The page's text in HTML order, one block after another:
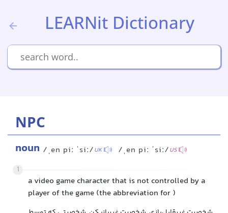
LEARNit Dictionary
NPC
noun /ˌen piː ˈsiː/UK /ˌen piː ˈsiː/US
1
a video game character that is not controlled by a
player of the game (the abbreviation for )